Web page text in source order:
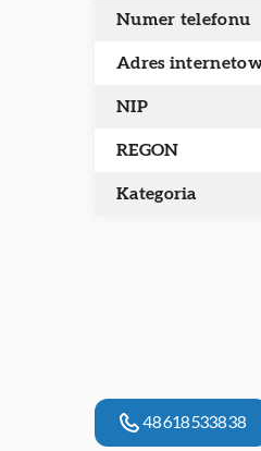
Numer telefonu
Adres
NIP
REGON
Kategoria
48618533838